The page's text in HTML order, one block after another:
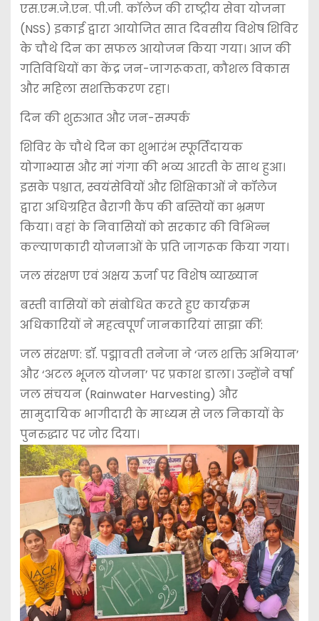
एस.एम.जे.एन. पी.जी. कॉलेज की राष्ट्रीय सेवा योजना
(NSS) इकाई द्वारा आयोजित सात दिवसीय विशेष शिविर
के चौथे दिन का सफल आयोजन किया गया। आज की
गतिविधियों का केंद्र जन-जागरूकता, कौशल विकास
और महिला सशक्तिकरण रहा।
दिन की शुरुआत और जन-सम्पर्क
शिविर के चौथे दिन का शुभारंभ स्फूर्तिदायक
योगाभ्यास और मां गंगा की भव्य आरती के साथ हुआ।
इसके पश्चात, स्वयंसेवियों और शिक्षिकाओं ने कॉलेज
द्वारा अधिग्रहित बैरागी कैंप की बस्तियों का भ्रमण
किया। वहां के निवासियों को सरकार की विभिन्न
कल्याणकारी योजनाओं के प्रति जागरूक किया गया।
जल संरक्षण एवं अक्षय ऊर्जा पर विशेष व्याख्यान
बस्ती वासियों को संबोधित करते हुए कार्यक्रम
अधिकारियों ने महत्वपूर्ण जानकारियां साझा कीं:
जल संरक्षण: डॉ. पद्मावती तनेजा ने ‘जल शक्ति अभियान’
और ‘अटल भूजल योजना’ पर प्रकाश डाला। उन्होंने वर्षा
जल संचयन (Rainwater Harvesting) और
सामुदायिक भागीदारी के माध्यम से जल निकायों के
पुनरुद्धार पर जोर दिया।